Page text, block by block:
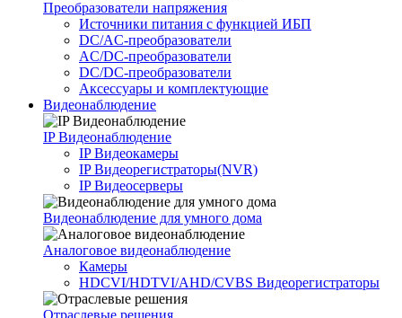
Преобразователи напряжения
Источники питания c функцией ИБП
DC/AC-преобразователи
AC/DC-преобразователи
DC/DC-преобразователи
Аксессуары и комплектующие
Видеонаблюдение
IP Видеонаблюдение
IP Видеокамеры
IP Видеорегистраторы(NVR)
IP Видеосерверы
Видеонаблюдение для умного дома
Аналоговое видеонаблюдение
Камеры
HDCVI/HDTVI/AHD/CVBS Видеорегистраторы
Отраслевые решения